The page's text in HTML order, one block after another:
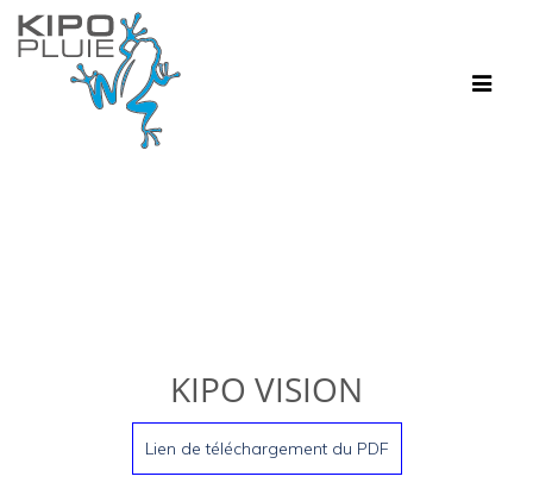
Toggle
KIPO VISION
Lien de téléchargement du PDF